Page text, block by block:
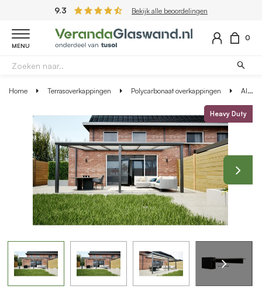
9.3 Bekijk alle beoordelingen
MENU
0
Home Terrasoverkappingen Polycarbonaat overkappingen Aluminium overkapping antraciet 607cm x 250cm met Polycarbonaat dak
Heavy Duty